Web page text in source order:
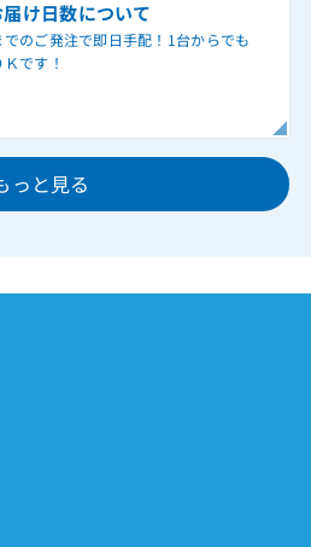
け日数について
のご発注で即日手配！1台からでも
です！
っと見る